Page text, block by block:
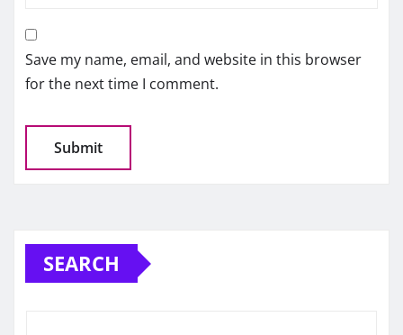
Save my name, email, and website in this browser
for the next time I comment.
SEARCH